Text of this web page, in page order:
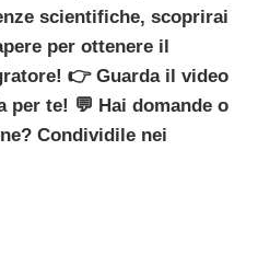
scientifiche, scoprirai
per ottenere il
👉 Guarda il video
per te! 💬 Hai domande o
Condividile nei